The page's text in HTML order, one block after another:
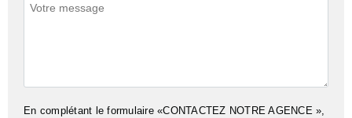
Commentaires
En complétant le formulaire «CONTACTEZ NOTRE AGENCE »,